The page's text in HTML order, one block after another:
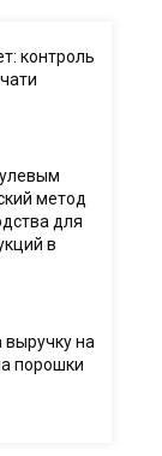
контроль
метод
для
в
выручку на
порошки